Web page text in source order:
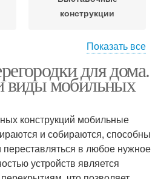
конструкции
Показать все
для дома.
виды мобильных
конструкций мобильные
и собираются, способны
в любое нужное
устройств является